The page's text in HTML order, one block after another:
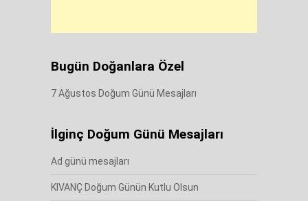
Bugün Doğanlara Özel
7 Ağustos Doğum Günü Mesajları
İlginç Doğum Günü Mesajları
Ad günü mesajları
KIVANÇ Doğum Günün Kutlu Olsun